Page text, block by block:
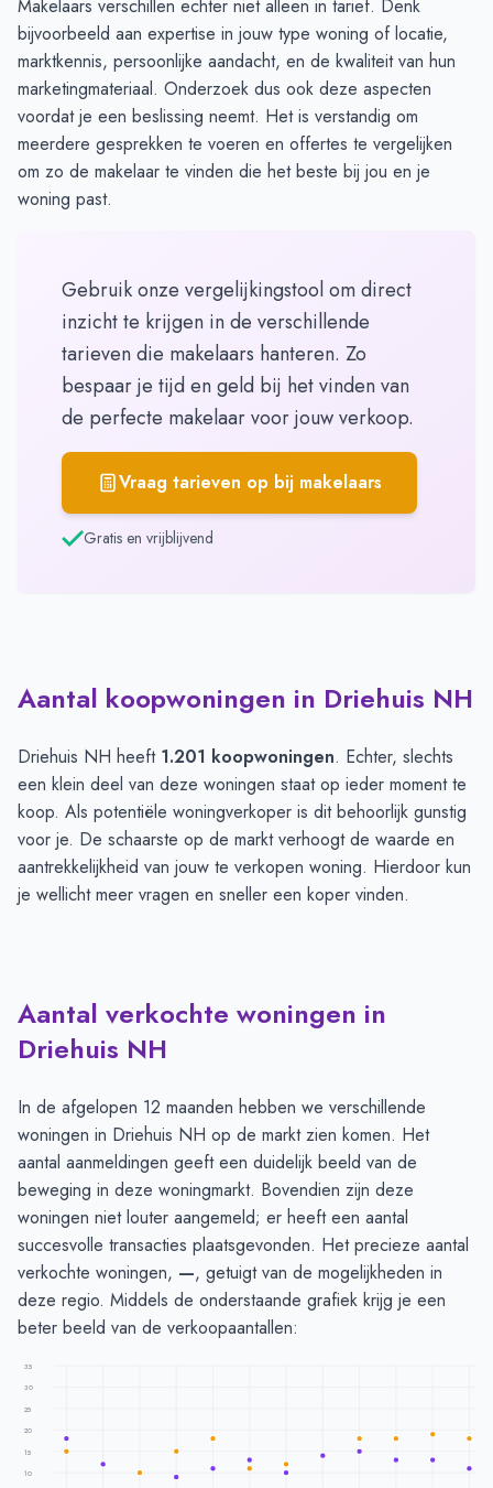
Makelaars verschillen echter niet alleen in tarief. Denk
bijvoorbeeld aan expertise in jouw type woning of locatie,
marktkennis, persoonlijke aandacht, en de kwaliteit van hun
marketingmateriaal. Onderzoek dus ook deze aspecten
voordat je een beslissing neemt. Het is verstandig om
meerdere gesprekken te voeren en offertes te vergelijken
om zo de makelaar te vinden die het beste bij jou en je
woning past.
Gebruik onze vergelijkingstool om direct
inzicht te krijgen in de verschillende
tarieven die makelaars hanteren. Zo
bespaar je tijd en geld bij het vinden van
de perfecte makelaar voor jouw verkoop.
Vraag tarieven op bij makelaars
Gratis en vrijblijvend
Aantal koopwoningen in Driehuis NH
Driehuis NH heeft 1.201 koopwoningen. Echter, slechts
een klein deel van deze woningen staat op ieder moment te
koop. Als potentiële woningverkoper is dit behoorlijk gunstig
voor je. De schaarste op de markt verhoogt de waarde en
aantrekkelijkheid van jouw te verkopen woning. Hierdoor kun
je wellicht meer vragen en sneller een koper vinden.
Aantal verkochte woningen in
Driehuis NH
In de afgelopen 12 maanden hebben we verschillende
woningen in Driehuis NH op de markt zien komen. Het
aantal aanmeldingen geeft een duidelijk beeld van de
beweging in deze woningmarkt. Bovendien zijn deze
woningen niet louter aangemeld; er heeft een aantal
succesvolle transacties plaatsgevonden. Het precieze aantal
verkochte woningen, —, getuigt van de mogelijkheden in
deze regio. Middels de onderstaande grafiek krijg je een
beter beeld van de verkoopaantallen:
35
30
25
20
15
10